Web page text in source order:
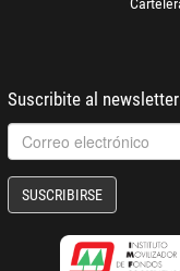
Suscribite al newsletter
SUSCRIBIRSE